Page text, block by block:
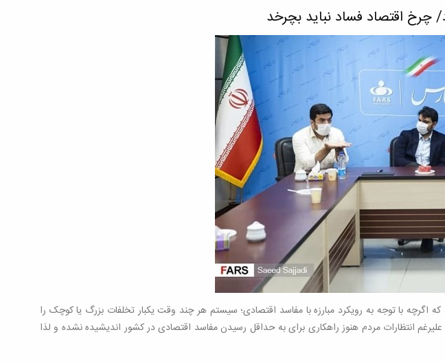
با توجه به رویکرد مبارزه با مفاسد اقتصادی؛ سیستم هر چند وقت یکبار تخلفات بزرگ یا کوچک را
انتظارات مردم هنوز راهکاری برای به حداقل رسیدن مفاسد اقتصادی در کشور اندیشیده نشده و لذا